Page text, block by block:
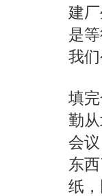
建
是
我
填
勤
会
东
纸